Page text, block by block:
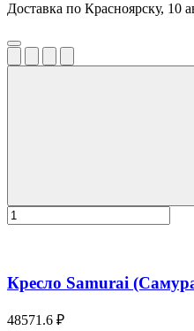
Доставка по Красноярску, 10
Кресло Samurai
48571.6 ₽